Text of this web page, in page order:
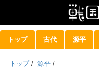
トップ 古代 源平
トップ / 源平 /